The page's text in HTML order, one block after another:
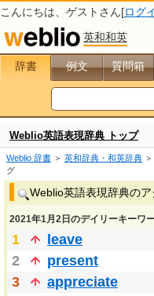
こんにちは、 ゲスト さん[ログ
英和和英
辞書 例文 質問箱
Weblio英語表現辞典 トップ
Weblio 辞書 ＞ 英和辞典・和英辞典 ＞
グ
Weblio英語表現辞典の
2021年1月2日のデイリーキーワ
1
leave
2
present
3
appreciate